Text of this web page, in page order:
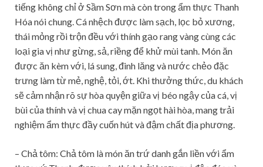
tiếng không chỉ ở Sầm Sơn mà còn trong ẩm thực Thanh
Hóa nói chung. Cá nhệch được làm sạch, lọc bỏ xương,
thái mỏng rồi trộn đều với thính gạo rang vàng cùng các
loại gia vị như gừng, sả, riềng để khử mùi tanh. Món ăn
được ăn kèm với, lá sung, đinh lăng và nước chẻo đặc
trưng làm từ mẻ, nghệ, tỏi, ớt. Khi thưởng thức, du khách
sẽ cảm nhận rõ sự hòa quyện giữa vị béo ngậy của cá, vị
bùi của thính và vị chua cay mặn ngọt hài hòa, mang trải
nghiệm ẩm thực đầy cuốn hút và đậm chất địa phương.
– Chả tôm: Chả tôm là món ăn trứ danh gắn liền với ẩm